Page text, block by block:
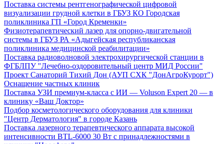
Поставка системы рентгенографической цифровой
визуализации грудной клетки в ГБУЗ КО Городская
поликлиника ГП «Город Кременки»
Физиотерапевтический лазер для опорно-двигательной
системы в ГБУЗ РА «Адыгейская республиканская
поликлиника медицинской реабилитации»
Поставка радиоволновой электрохирургической станции в
ФГБЛПУ "Лечебно-оздоровительный центр МИД России"
Проект Санаторий Тихий Дон (АУП СХК "ДонАгроКурорт")
Оснащение частных клиник
Поставка УЗИ премиум-класса с ИИ — Voluson Expert 20 — в
клинику «Ваш Доктор»
Подбор косметологического оборудования для клиники
"Центр Дерматология" в городе Казань
Поставка лазерного терапевтического аппарата высокой
интенсивности BTL-6000 30 Вт с принадлежностями в